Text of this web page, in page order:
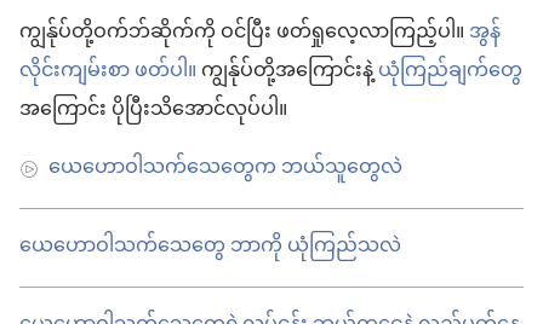
ကျွန်ုပ်တို့ဝက်ဘ်ဆိုက်ကို ဝင်ပြီး ဖတ်ရှုလေ့လာကြည့်ပါ။အွန်
လိုင်းကျမ်းစာ ဖတ်ပါ။ကျွန်ုပ်တို့အကြောင်းနဲ့ယုံကြည်ချက်တွေ
အကြောင်း ပိုပြီးသိအောင်လုပ်ပါ။
ယေဟောဝါသက်သေတွေ​က ဘယ်သူတွေလဲ
ယေဟောဝါသက်သေတွေ ဘာကို ယုံကြည်သလဲ